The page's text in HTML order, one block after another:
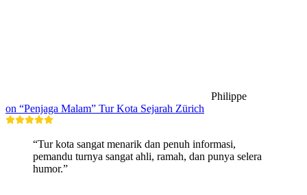
Philippe
on “Penjaga Malam” Tur Kota Sejarah Zürich
“Tur kota sangat menarik dan penuh informasi,
pemandu turnya sangat ahli, ramah, dan punya selera
humor.”